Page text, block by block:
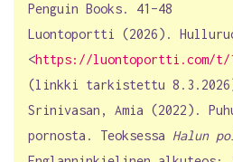
Penguin Books. 41–48
Luontoportti (2026).
<https://luontoportti.com/t/
(linkki tarkistettu
Srinivasan, Amia (2022).
pornosta. Teoksessa Halun